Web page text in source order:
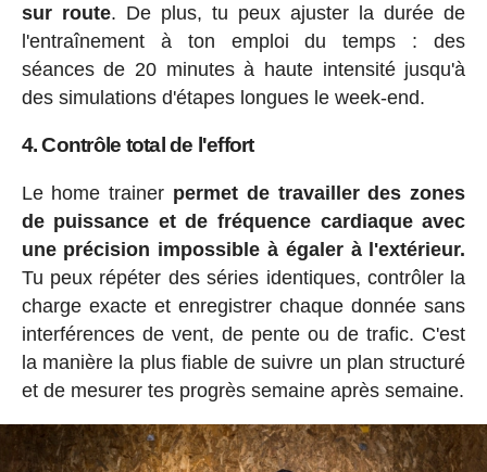
sur route. De plus, tu peux ajuster la durée de
l'entraînement à ton emploi du temps : des
séances de 20 minutes à haute intensité jusqu'à
des simulations d'étapes longues le week-end.
4. Contrôle total de l'effort
Le home trainer permet de travailler des zones
de puissance et de fréquence cardiaque avec
une précision impossible à égaler à l'extérieur.
Tu peux répéter des séries identiques, contrôler la
charge exacte et enregistrer chaque donnée sans
interférences de vent, de pente ou de trafic. C'est
la manière la plus fiable de suivre un plan structuré
et de mesurer tes progrès semaine après semaine.